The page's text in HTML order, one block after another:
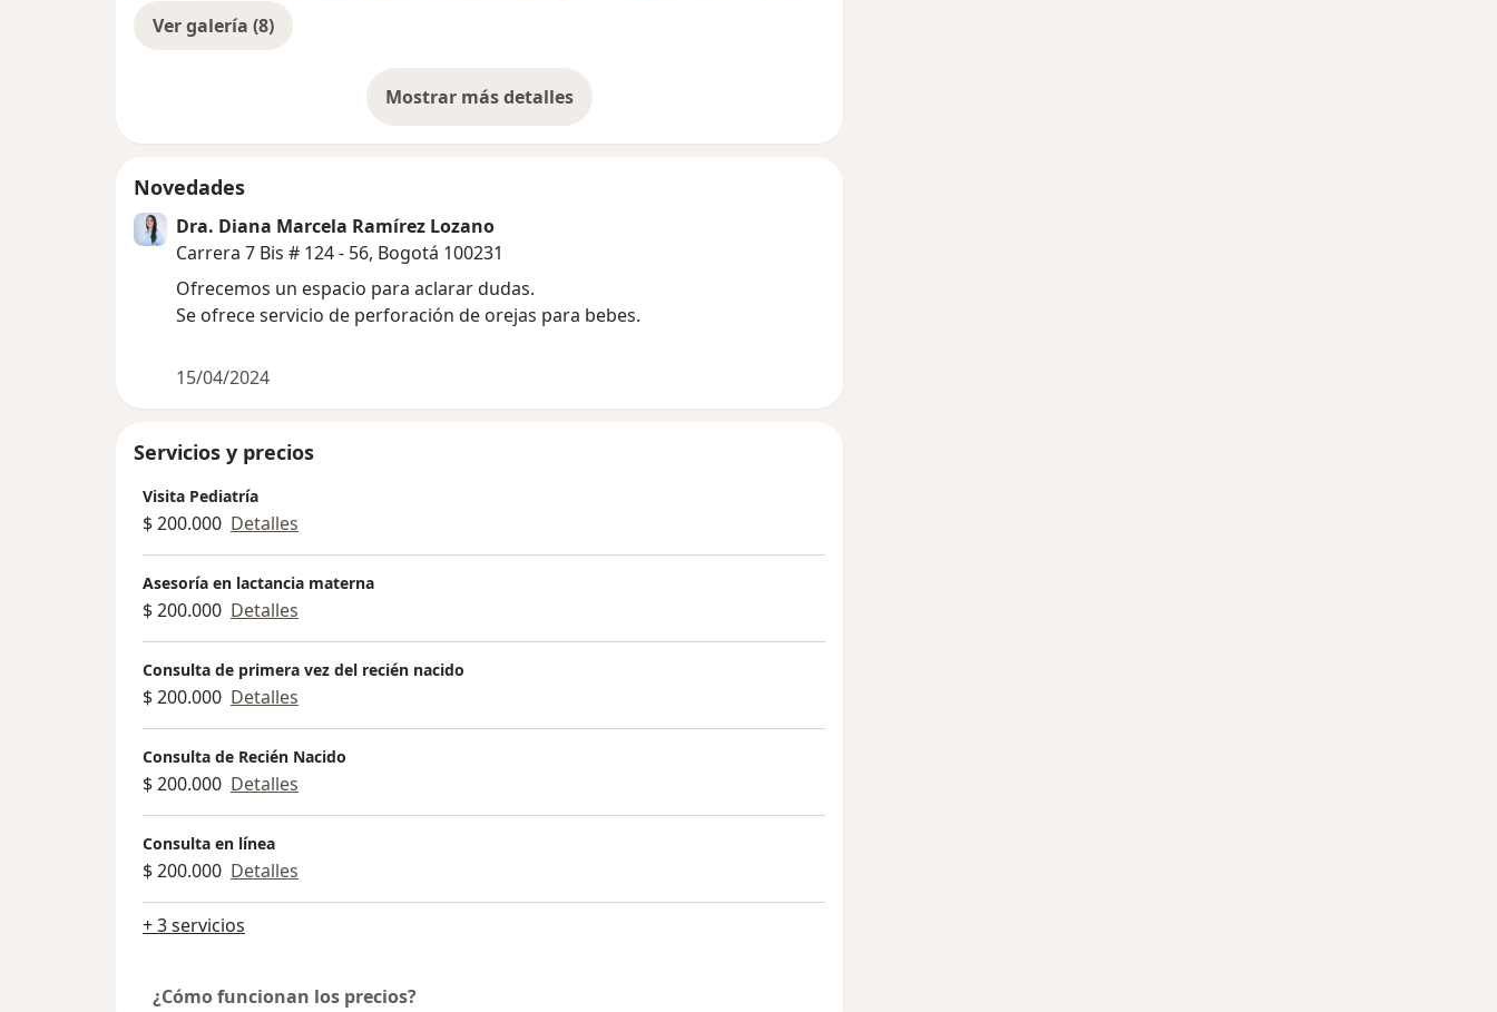
Ver galería (8)
Mostrar más detalles
sobre la experiencia
Novedades
Dra. Diana Marcela Ramírez Lozano
Carrera 7 Bis # 124 - 56, Bogotá 100231
Ofrecemos un espacio para aclarar dudas.
Se ofrece servicio de perforación de orejas para bebes.
15/04/2024
Servicios y precios
Visita Pediatría
$ 200.000 Detalles
Asesoría en lactancia materna
$ 200.000 Detalles
Consulta de primera vez del recién nacido
$ 200.000 Detalles
Consulta de Recién Nacido
$ 200.000 Detalles
Consulta en línea
$ 200.000 Detalles
+ 3 servicios
¿Cómo funcionan los precios?